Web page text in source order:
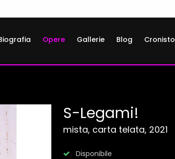
Opere Gallerie Blog
S-Legami!
mista, carta telata, 2021
Disponibile